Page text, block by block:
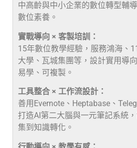
中高齡與中小企業的數位轉型輔
數位素養。
實戰導向 × 客製培訓：
15年數位教學經驗，服務鴻海、
大學、瓦城集團等，設計實用導
易學、可複製。
工具整合 × 工作流設計：
善用Evernote、Heptabase、
打造AI第二大腦與一元筆記系統
集到知識轉化。